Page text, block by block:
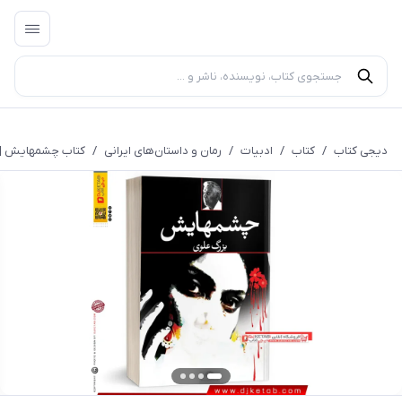
دیجی کتاب / کتاب / ادبیات / رمان و داستان‌های ایرانی / کتاب چشمهايش |